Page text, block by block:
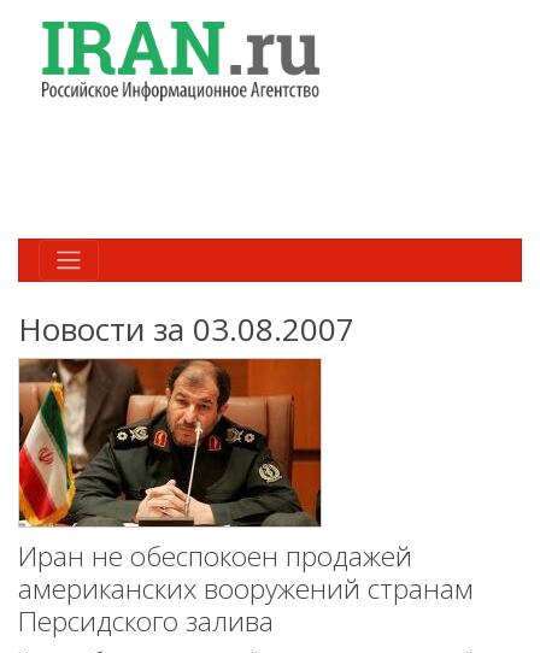
Новости за 03.08.2007
Иран не обеспокоен продажей
американских вооружений странам
Персидского залива